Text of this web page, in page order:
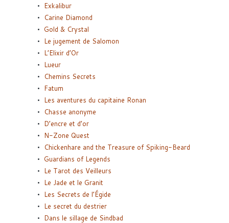
Exkalibur
Carine Diamond
Gold & Crystal
Le jugement de Salomon
L’Elixir d’Or
Lueur
Chemins Secrets
Fatum
Les aventures du capitaine Ronan
Chasse anonyme
D’encre et d’or
N-Zone Quest
Chickenhare and the Treasure of Spiking-Beard
Guardians of Legends
Le Tarot des Veilleurs
Le Jade et le Granit
Les Secrets de l’Égide
Le secret du destrier
Dans le sillage de Sindbad